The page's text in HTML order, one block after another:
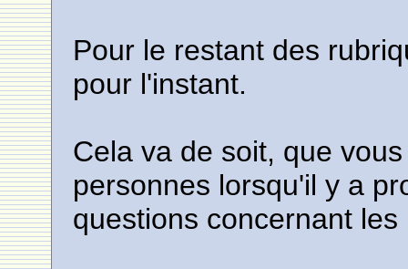
Pour le restant des
pour l'instant.
Cela va de soit, que
personnes lorsqu'il y a
questions concernant